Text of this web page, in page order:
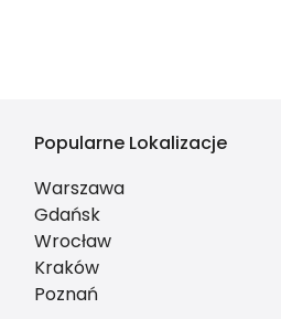
Popularne Lokalizacje
Warszawa
Gdańsk
Wrocław
Kraków
Poznań